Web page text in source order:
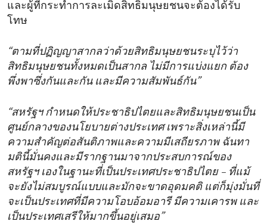
และผู้ที่กระทำการละเมิดสิทธิมนุษยชนจะต้องได้รับ
โทษ
“ตามที่ปฏิญญาสากลว่าด้วยสิทธิมนุษยชนระบุไว้ว่า
สิทธิมนุษยชนทั้งหมดเป็นสากล ไม่มีการแบ่งแยก ต้อง
พึ่งพาซึ่งกันและกัน และมีความสัมพันธ์กัน”
“สหรัฐฯ กำหนดให้ประชาธิปไตยและสิทธิมนุษยชนเป็น
ศูนย์กลางของนโยบายต่างประเทศ เพราะสิ่งเหล่านี้มี
ความสำคัญต่อสันติภาพและความมีเสถียรภาพ ฉันทา
มตินี้มั่นคงและมีรากฐานมาจากประสบการณ์ของ
สหรัฐฯ เองในฐานะที่เป็นประเทศประชาธิปไตย – ที่แม้
จะยังไม่สมบูรณ์แบบและมักจะขาดอุดมคติ แต่ก็มุ่งมั่นที่
จะเป็นประเทศที่มีความโอบอ้อมอารี มีความเคารพ และ
เป็นประเทศเสรีให้มากขึ้นอยู่เสมอ”